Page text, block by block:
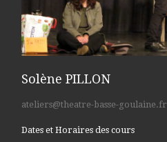
Solène PILLON
ateliers@theatre-basse-goulaine.fr
Dates et Horaires des cours